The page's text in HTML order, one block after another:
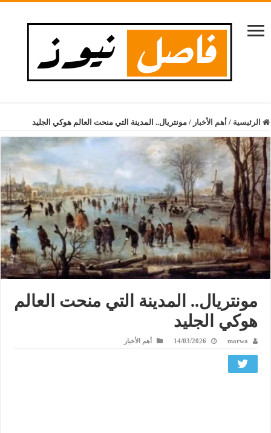
الرئيسية / أهم الأخبار / مونتريال.. المدينة التي منحت العالم هوكي الجليد
مونتريال.. المدينة التي منحت العالم
هوكي الجليد
marwa
14/03/2026 أهم الأخبار